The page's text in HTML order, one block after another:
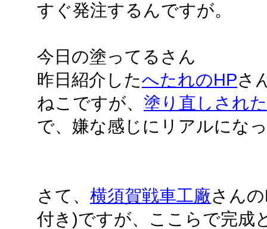
すぐ発注するんですが。
今日の塗ってるさん
昨日紹介したへたれのHPさ
ねこですが、 塗り直しされた
で、嫌な感じにリアルにな
さて、 横須賀戦車工廠さん
付き)ですが、ここらで完成